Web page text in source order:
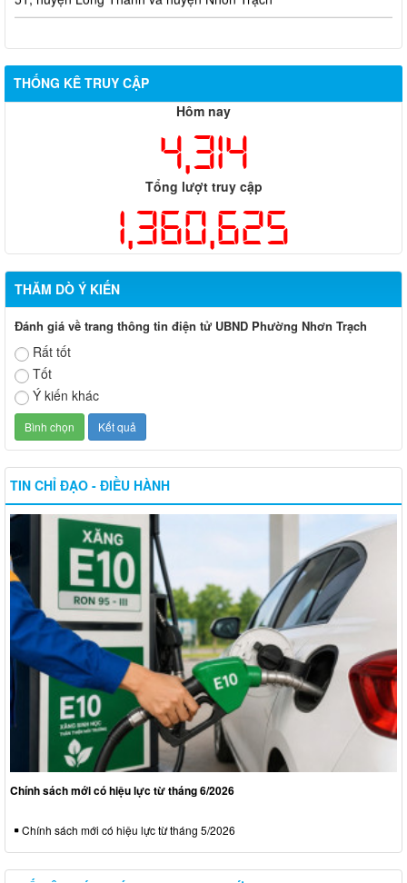
THỐNG KÊ TRUY CẬP
Hôm nay
4,314
Tổng lượt truy cập
1,360,625
THĂM DÒ Ý KIẾN
Đánh giá về trang thông tin điện tử UBND Phường Nhơn Trạch
Rất tốt
Tốt
Ý kiến khác
TIN CHỈ ĐẠO - ĐIỀU HÀNH
Chính sách mới có hiệu lực từ tháng 6/2026
Chính sách mới có hiệu lực từ tháng 5/2026